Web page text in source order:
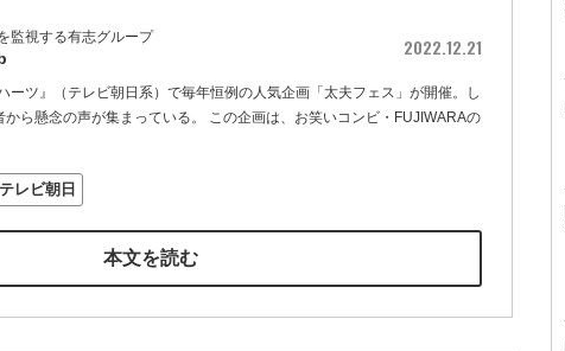
監視する有志グループ 2022.12.21
ーツ』（テレビ朝日系）で毎年恒例の人気企画「太夫フェス」が開催。し
ら懸念の声が集まっている。 この企画は、お笑いコンビ・FUJIWARAの
テレビ朝日
本文を読む